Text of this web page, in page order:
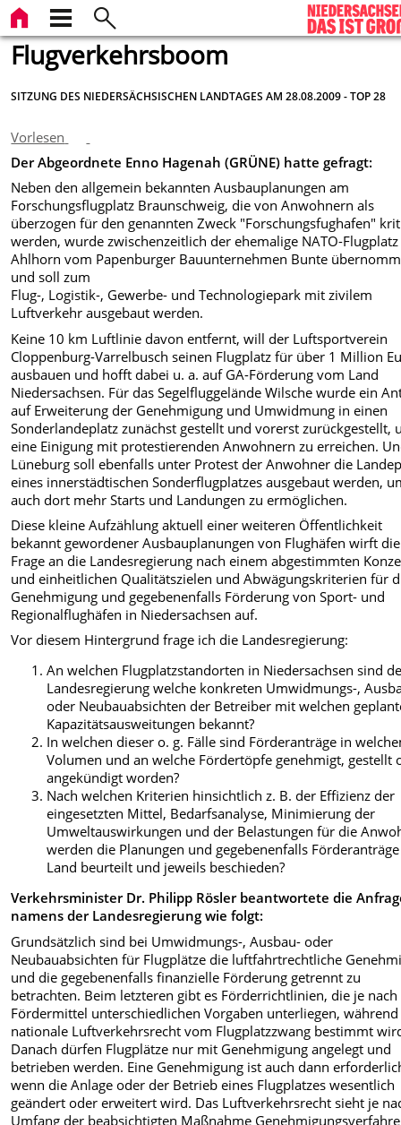
Flugverkehrsboom
SITZUNG DES NIEDERSÄCHSISCHEN LANDTAGES AM 28.08.2009 - TOP 28
Vorlesen
Der Abgeordnete Enno Hagenah (GRÜNE) hatte gefragt:
Neben den allgemein bekannten Ausbauplanungen am
Forschungsflugplatz Braunschweig, die von Anwohnern als
überzogen für den genannten Zweck "Forschungsfughafen"
werden, wurde zwischenzeitlich der ehemalige NATO-Flugplatz
Ahlhorn vom Papenburger Bauunternehmen Bunte
und soll zum
Flug-, Logistik-, Gewerbe- und Technologiepark mit zivilem
Luftverkehr ausgebaut werden.
Keine 10 km Luftlinie davon entfernt, will der Luftsportverein
Cloppenburg-Varrelbusch seinen Flugplatz für über 1 Million
ausbauen und hofft dabei u. a. auf GA-Förderung vom Land
Niedersachsen. Für das Segelfluggelände Wilsche wurde ein
auf Erweiterung der Genehmigung und Umwidmung in einen
Sonderlandeplatz zunächst gestellt und vorerst zurückgestellt,
eine Einigung mit protestierenden Anwohnern zu erreichen.
Lüneburg soll ebenfalls unter Protest der Anwohner die
eines innerstädtischen Sonderflugplatzes ausgebaut werden,
auch dort mehr Starts und Landungen zu ermöglichen.
Diese kleine Aufzählung aktuell einer weiteren Öffentlichkeit
bekannt gewordener Ausbauplanungen von Flughäfen wirft die
Frage an die Landesregierung nach einem abgestimmten
und einheitlichen Qualitätszielen und Abwägungskriterien für
Genehmigung und gegebenenfalls Förderung von Sport- und
Regionalflughäfen in Niedersachsen auf.
Vor diesem Hintergrund frage ich die Landesregierung:
An welchen Flugplatzstandorten in Niedersachsen sind
Landesregierung welche konkreten Umwidmungs-,
oder Neubauabsichten der Betreiber mit welchen
Kapazitätsausweitungen bekannt?
In welchen dieser o. g. Fälle sind Förderanträge in
Volumen und an welche Fördertöpfe genehmigt, gestellt
angekündigt worden?
Nach welchen Kriterien hinsichtlich z. B. der Effizienz der
eingesetzten Mittel, Bedarfsanalyse, Minimierung der
Umweltauswirkungen und der Belastungen für die
werden die Planungen und gegebenenfalls
Land beurteilt und jeweils beschieden?
Verkehrsminister Dr. Philipp Rösler beantwortete die
namens der Landesregierung wie folgt:
Grundsätzlich sind bei Umwidmungs-, Ausbau- oder
Neubauabsichten für Flugplätze die luftfahrtrechtliche
und die gegebenenfalls finanzielle Förderung getrennt zu
betrachten. Beim letzteren gibt es Förderrichtlinien, die je nach
Fördermittel unterschiedlichen Vorgaben unterliegen, während
nationale Luftverkehrsrecht vom Flugplatzzwang bestimmt
Danach dürfen Flugplätze nur mit Genehmigung angelegt und
betrieben werden. Eine Genehmigung ist auch dann
wenn die Anlage oder der Betrieb eines Flugplatzes wesentlich
geändert oder erweitert wird. Das Luftverkehrsrecht sieht je
Umfang der beabsichtigten Maßnahme